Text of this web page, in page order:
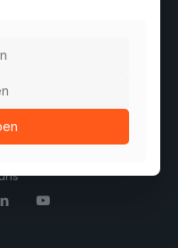
Augenärzten.
40 00
40 05